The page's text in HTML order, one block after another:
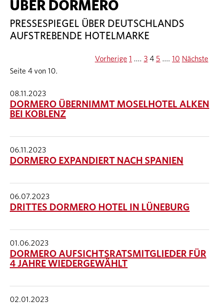
ÜBER DORMERO
PRESSESPIEGEL ÜBER DEUTSCHLANDS
AUFSTREBENDE HOTELMARKE
Seite 4 von 10.
Vorherige 1 .... 3 4 5 .... 10 Nächste
08.11.2023
DORMERO ÜBERNIMMT MOSELHOTEL ALKEN
BEI KOBLENZ
06.11.2023
DORMERO EXPANDIERT NACH SPANIEN
06.07.2023
DRITTES DORMERO HOTEL IN LÜNEBURG
01.06.2023
DORMERO AUFSICHTSRATSMITGLIEDER FÜR
4 JAHRE WIEDERGEWÄHLT
02.01.2023